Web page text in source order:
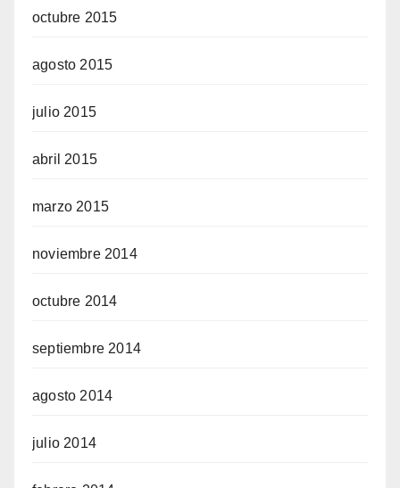
octubre 2015
agosto 2015
julio 2015
abril 2015
marzo 2015
noviembre 2014
octubre 2014
septiembre 2014
agosto 2014
julio 2014